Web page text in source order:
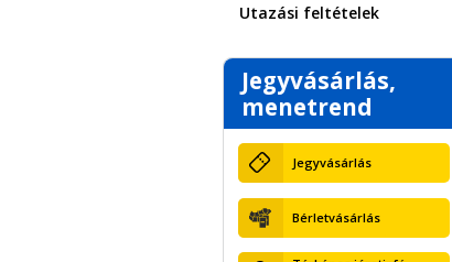
Utazási feltételek
Jegyvásárlás,
menetrend
Jegyvásárlás
Bérletvásárlás